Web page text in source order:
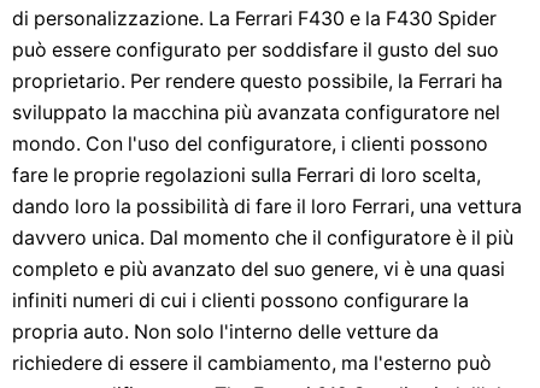
di personalizzazione. La Ferrari F430 e la F430 Spider
può essere configurato per soddisfare il gusto del suo
proprietario. Per rendere questo possibile, la Ferrari ha
sviluppato la macchina più avanzata configuratore nel
mondo. Con l'uso del configuratore, i clienti possono
fare le proprie regolazioni sulla Ferrari di loro scelta,
dando loro la possibilità di fare il loro Ferrari, una vettura
davvero unica. Dal momento che il configuratore è il più
completo e più avanzato del suo genere, vi è una quasi
infiniti numeri di cui i clienti possono configurare la
propria auto. Non solo l'interno delle vetture da
richiedere di essere il cambiamento, ma l'esterno può